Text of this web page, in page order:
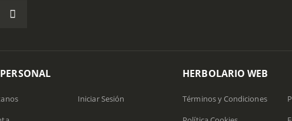
Iniciar Sesión
HERBOLARIO WEB
Términos y Condiciones